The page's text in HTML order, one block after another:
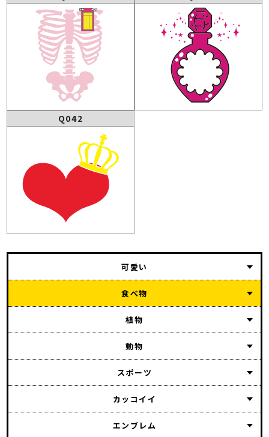
Q042
可愛い
食べ物
植物
動物
スポーツ
カッコイイ
エンブレム